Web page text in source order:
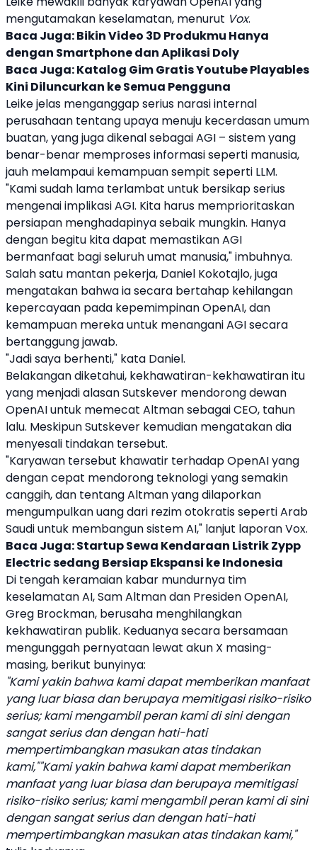
mengutamakan keselamatan, menurut Vox.
Baca Juga:Bikin Video 3D Produkmu Hanya
dengan Smartphone dan Aplikasi Doly
Baca Juga:Katalog Gim Gratis Youtube Playables
Kini Diluncurkan ke Semua Pengguna
Leike jelas menganggap serius narasi internal
perusahaan tentang upaya menuju kecerdasan umum
buatan, yang juga dikenal sebagai AGI – sistem yang
benar-benar memproses informasi seperti manusia,
jauh melampaui kemampuan sempit seperti LLM.
"Kami sudah lama terlambat untuk bersikap serius
mengenai implikasi AGI. Kita harus memprioritaskan
persiapan menghadapinya sebaik mungkin. Hanya
dengan begitu kita dapat memastikan AGI
bermanfaat bagi seluruh umat manusia," imbuhnya.
Salah satu mantan pekerja, Daniel Kokotajlo, juga
mengatakan bahwa ia secara bertahap kehilangan
kepercayaan pada kepemimpinanOpenAI, dan
kemampuan mereka untuk menangani AGI secara
bertanggung jawab.
"Jadi saya berhenti," kata Daniel.
Belakangan diketahui, kekhawatiran-kekhawatiran itu
yang menjadi alasan Sutskever mendorong dewan
OpenAIuntuk memecat Altman sebagai CEO, tahun
lalu. Meskipun Sutskever kemudian mengatakan dia
menyesali tindakan tersebut.
"Karyawan tersebut khawatir terhadapOpenAIyang
dengan cepat mendorong teknologi yang semakin
canggih, dan tentang Altman yang dilaporkan
mengumpulkan uang dari rezim otokratis seperti Arab
Saudi untuk membangun sistemAI," lanjut laporan Vox.
Baca Juga:Startup Sewa Kendaraan Listrik Zypp
Electric sedang Bersiap Ekspansi ke Indonesia
Di tengah keramaian kabar mundurnya tim
keselamatanAI,Sam Altmandan PresidenOpenAI,
Greg Brockman, berusaha menghilangkan
kekhawatiran publik. Keduanya secara bersamaan
mengunggah pernyataan lewat akun X masing-
masing, berikut bunyinya:
"Kami yakin bahwa kami dapat memberikan manfaat
yang luar biasa dan berupaya memitigasi risiko-risiko
serius; kami mengambil peran kami di sini dengan
sangat serius dan dengan hati-hati
mempertimbangkan masukan atas tindakan
kami,""Kami yakin bahwa kami dapat memberikan
manfaat yang luar biasa dan berupaya memitigasi
risiko-risiko serius; kami mengambil peran kami di sini
dengan sangat serius dan dengan hati-hati
mempertimbangkan masukan atas tindakan kami,"